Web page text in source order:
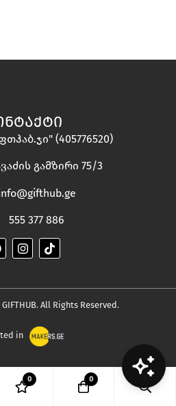
(405776520)
გამზირი 75/3
555 377 886
All Rights Reserved.
in
0 0